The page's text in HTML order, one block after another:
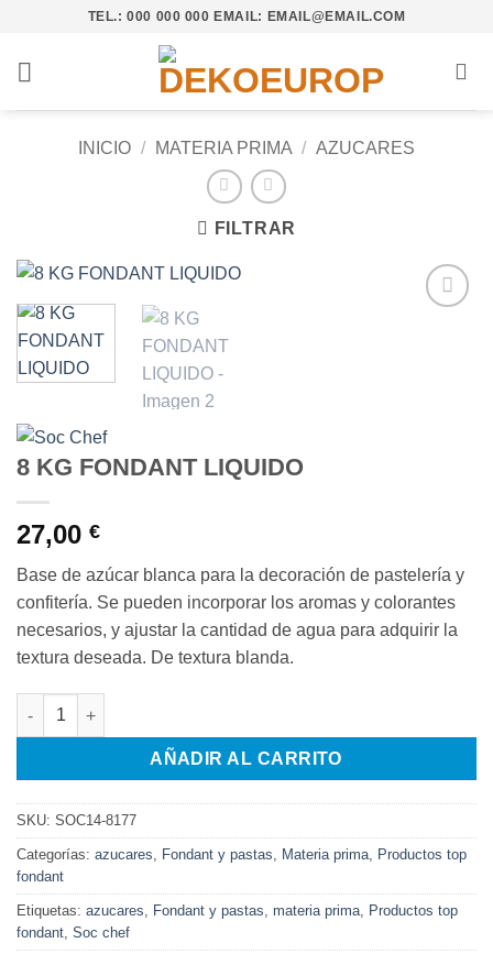
contenido
TEL.: 000 000 000 EMAIL: EMAIL@EMAIL.COM
INICIO / MATERIA PRIMA / AZUCARES
FILTRAR
8 KG FONDANT LIQUIDO
27,00 €
Base de azúcar blanca para la decoración de pastelería y
confitería. Se pueden incorporar los aromas y colorantes
necesarios, y ajustar la cantidad de agua para adquirir la
textura deseada. De textura blanda.
8 KG FONDANT LIQUIDO cantidad
AÑADIR AL CARRITO
SKU: SOC14-8177
Categorías: azucares, Fondant y pastas, Materia prima, Productos top
fondant
Etiquetas: azucares, Fondant y pastas, materia prima, Productos top
fondant, Soc chef